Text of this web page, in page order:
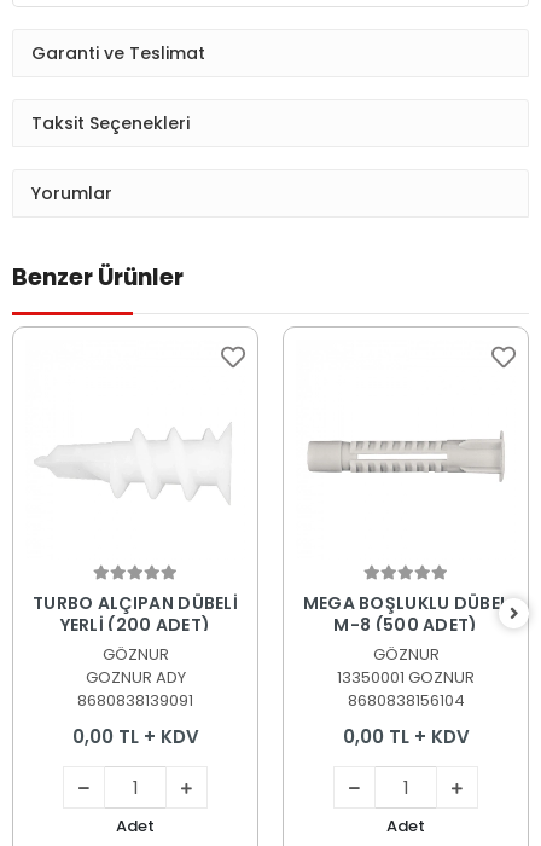
Garanti ve Teslimat
Taksit Seçenekleri
Yorumlar
Benzer Ürünler
TURBO ALÇIPAN DÜBELİ
YERLİ (200 ADET)
GÖZNUR
GOZNUR ADY
8680838139091
0,00 TL + KDV
Adet
MEGA BOŞLUKLU DÜBEL
M-8 (500 ADET)
GÖZNUR
13350001 GOZNUR
8680838156104
0,00 TL + KDV
Adet